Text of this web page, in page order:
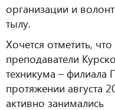
организации и
тылу.
Хочется отметить,
преподаватели
техникума – филиала
протяжении августа
активно занимались